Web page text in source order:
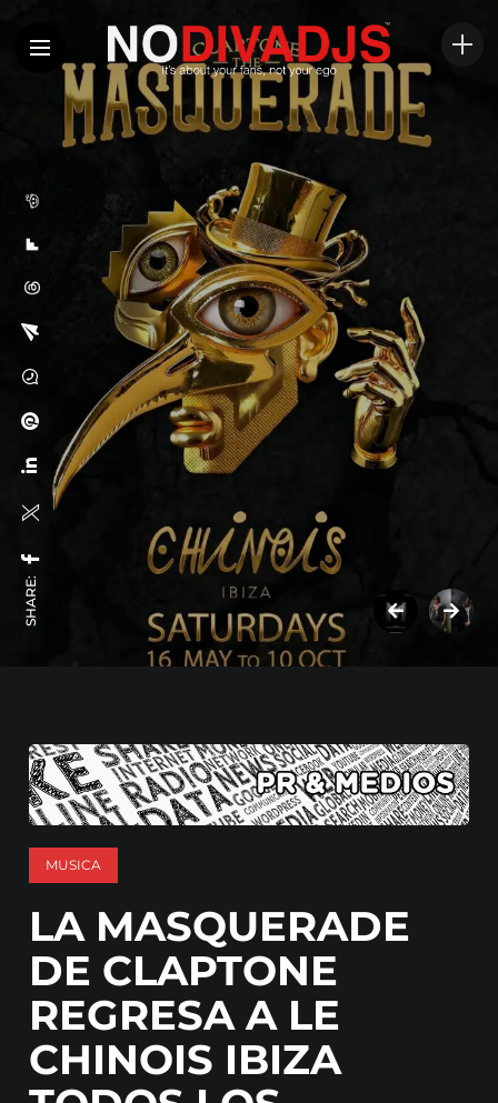
SHARE:
MUSICA
LA MASQUERADE
DE CLAPTONE
REGRESA A LE
CHINOIS IBIZA